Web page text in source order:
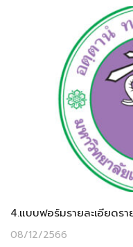
4.แบบฟอร์มรายละเอียดร
08/12/2566